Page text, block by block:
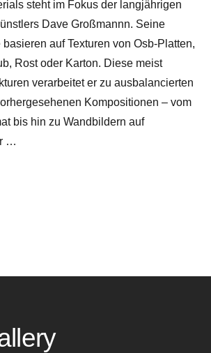
steht im Fokus der langjährigen
Dave Großmannn. Seine
auf Texturen von Osb-Platten,
Rost oder Karton. Diese meist
verarbeitet er zu ausbalancierten
Kompositionen – vom
bis hin zu Wandbildern auf
…